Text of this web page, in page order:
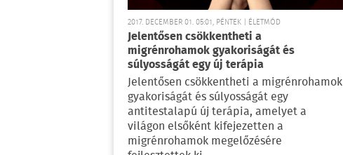
2017. DECEMBER 01. 05:01, PÉNTEK | ÉLETMÓD
Jelentősen csökkentheti a
migrénrohamok gyakoriságát és
súlyosságát egy új terápia
Jelentősen csökkentheti a migrénrohamok
gyakoriságát és súlyosságát egy
antitestalapú új terápia, amelyet a
világon elsőként kifejezetten a
migrénrohamok megelőzésére